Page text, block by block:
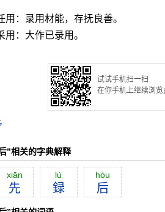
：录用材能，存抚良善。
：大作已录用。
试试手机扫一扫
在你手机上继续浏览
”相关的字典解释
xiān
先
lù
録
hòu
后